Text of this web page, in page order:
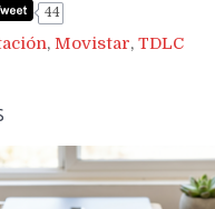
44
, Movistar, TDLC